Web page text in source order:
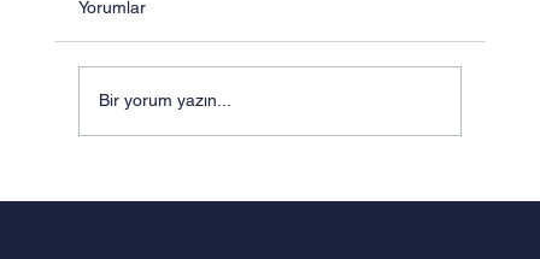
Yorumlar
Bir yorum yazın...